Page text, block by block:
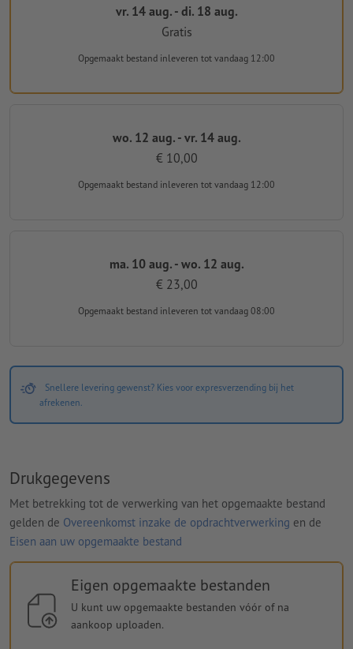
vr. 14 aug. - di. 18 aug.
Gratis
Opgemaakt bestand inleveren tot vandaag 12:00
wo. 12 aug. - vr. 14 aug.
€ 10,00
Opgemaakt bestand inleveren tot vandaag 12:00
ma. 10 aug. - wo. 12 aug.
€ 23,00
Opgemaakt bestand inleveren tot vandaag 08:00
Snellere levering gewenst? Kies voor expresverzending bij het
afrekenen.
Drukgegevens
Met betrekking tot de verwerking van het opgemaakte bestand
gelden de Overeenkomst inzake de opdrachtverwerking en de
Eisen aan uw opgemaakte bestand
Eigen opgemaakte bestanden
U kunt uw opgemaakte bestanden vóór of na
aankoop uploaden.